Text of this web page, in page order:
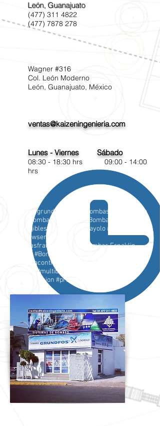
León, Guanajuato
(477) 311 4822
(477) 7878 278
Wagner #316
Col. León Moderno
León, Guanajuato, México
ventas@kaizeningenieria.com
Lunes - Viernes Sábado
08:30 - 18:30 hrs 09:00 - 14:00
hrs
#bombasgrundfosenleon Bombas Grundfos en
León #bombassumegibles Bombas
sumergibles #KUAYOLO Kuayolo #Proflowser
Pro Flowser Proflowser
#bombasfranklinelectric Bombas Frnaklin
Electric #Bombaspedrollo Bombas Pedrollo
#Sistemacontraincendio Sistema Contra
Incendio #multibombeo multibombeo
#presurizacion #prezurizador